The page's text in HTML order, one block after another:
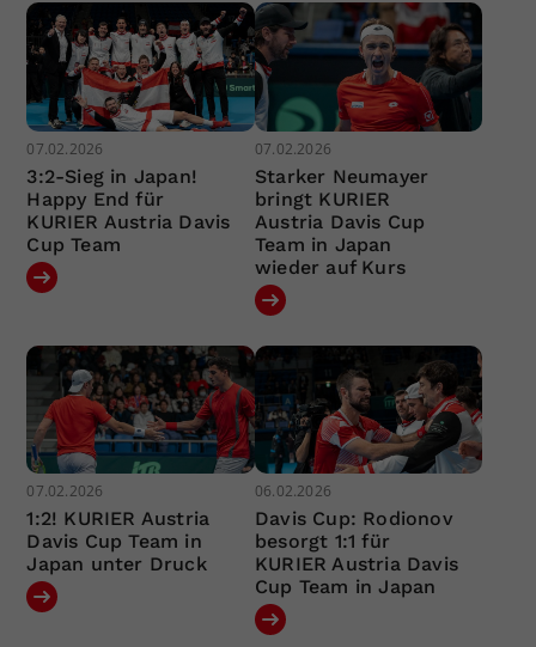
07.02.2026
3:2-Sieg in Japan!
Happy End für
KURIER Austria Davis
Cup Team
07.02.2026
Starker Neumayer
bringt KURIER
Austria Davis Cup
Team in Japan
wieder auf Kurs
07.02.2026
1:2! KURIER Austria
Davis Cup Team in
Japan unter Druck
06.02.2026
Davis Cup: Rodionov
besorgt 1:1 für
KURIER Austria Davis
Cup Team in Japan